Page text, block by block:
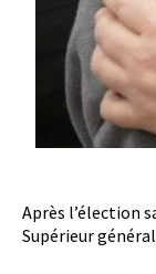
Après l’élection
Supérieur